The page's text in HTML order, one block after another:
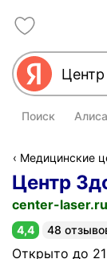
Поиск
Медицинские
Центр
center-laser.ru
Рейтинг 4,4 из 5
4,4 48
Открыто до